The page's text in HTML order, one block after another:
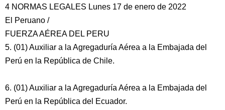
4 NORMAS LEGALES Lunes 17 de enero de 2022
El Peruano /
FUERZA AÉREA DEL PERU
5. (01) Auxiliar a la Agregaduría Aérea a la Embajada del
Perú en la República de Chile.
6. (01) Auxiliar a la Agregaduría Aérea a la Embajada del
Perú en la República del Ecuador.